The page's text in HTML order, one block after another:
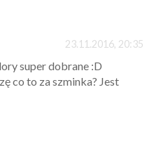
23.11.2016, 20:35
super dobrane :D
co to za szminka? Jest